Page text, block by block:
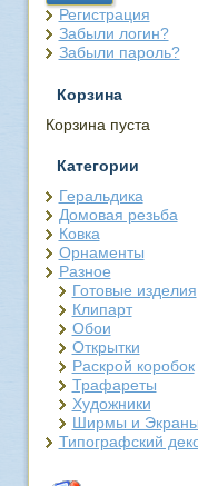
Регистрация
Забыли логин?
Забыли пароль?
Корзина
Корзина пуста
Категории
Геральдика
Домовая резьба
Ковка
Орнаменты
Разное
Готовые изделия
Клипарт
Обои
Открытки
Раскрой коробок
Трафареты
Художники
Ширмы и Экраны
Типографский